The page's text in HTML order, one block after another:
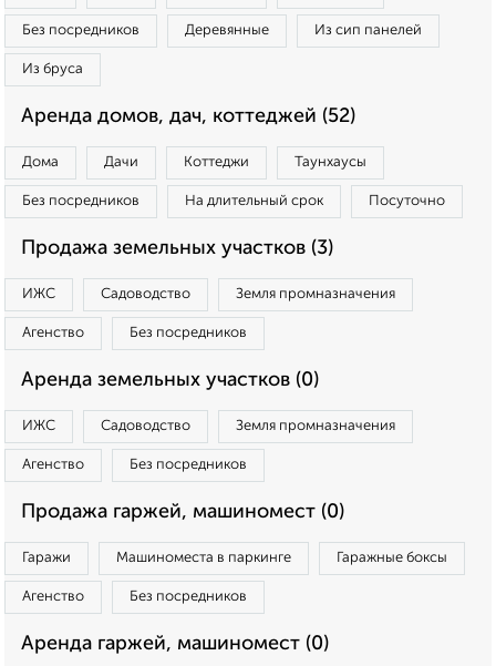
Без посредников Деревянные Из сип панелей
Из бруса
Аренда домов, дач, коттеджей (52)
Дома Дачи Коттеджи Таунхаусы
Без посредников На длительный срок Посуточно
Продажа земельных участков (3)
ИЖС Садоводство Земля промназначения
Агенство Без посредников
Аренда земельных участков (0)
ИЖС Садоводство Земля промназначения
Агенство Без посредников
Продажа гаржей, машиномест (0)
Гаражи Машиноместа в паркинге Гаражные боксы
Агенство Без посредников
Аренда гаржей, машиномест (0)